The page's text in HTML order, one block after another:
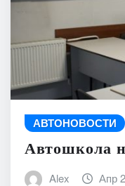
АВТОНОВОСТИ
Автошкола
Alex Апр